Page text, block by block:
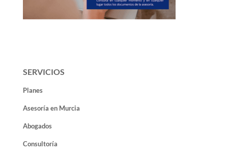
SERVICIOS
Planes
Asesoría en Murcia
Abogados
Consultoría